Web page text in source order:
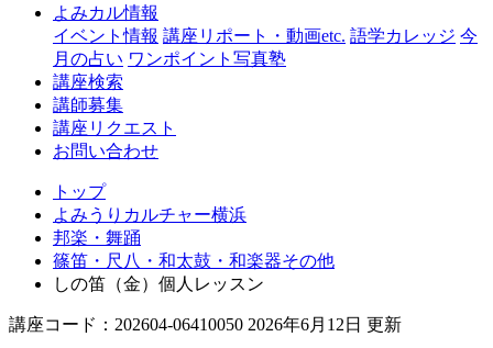
よみカル情報
イベント情報 講座リポート・動画etc. 語学カレッジ 今
月の占い ワンポイント写真塾
講座検索
講師募集
講座リクエスト
お問い合わせ
トップ
よみうりカルチャー横浜
邦楽・舞踊
篠笛・尺八・和太鼓・和楽器その他
しの笛（金）個人レッスン
講座コード：202604-06410050 2026年6月12日 更新